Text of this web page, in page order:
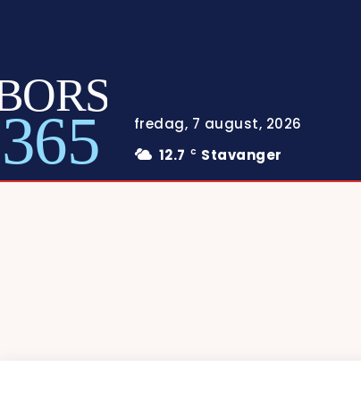
365
fredag, 7 august, 2026
12.7
C Stavanger